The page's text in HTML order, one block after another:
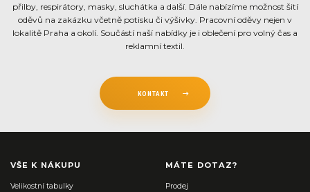
přilby, respirátory, masky, sluchátka a další. Dále nabízíme možnost šití
oděvů na zakázku včetně potisku či výšivky. Pracovní oděvy nejen v
lokalitě Praha a okolí. Součástí naší nabídky je i oblečení pro volný čas a
reklamní textil.
KONTAKT
VŠE K NÁKUPU
Velikostní tabulky
MÁTE DOTAZ?
Prodej